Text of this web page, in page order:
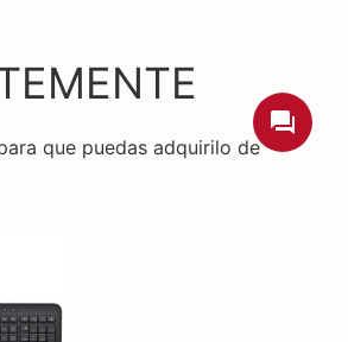
que puedas adquirilo de